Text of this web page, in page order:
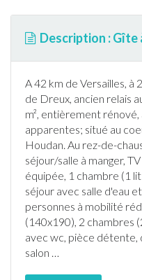
Description : Gîte
A 42 km de Versailles, à
de Dreux, ancien relais
m², entièrement
apparentes; situé au
Houdan. Au rez-de-
séjour/salle à manger,
équipée, 1 chambre (1
séjour avec salle d'eau
personnes à mobilité
(140x190), 2 chambres
avec wc, pièce détente,
salon …